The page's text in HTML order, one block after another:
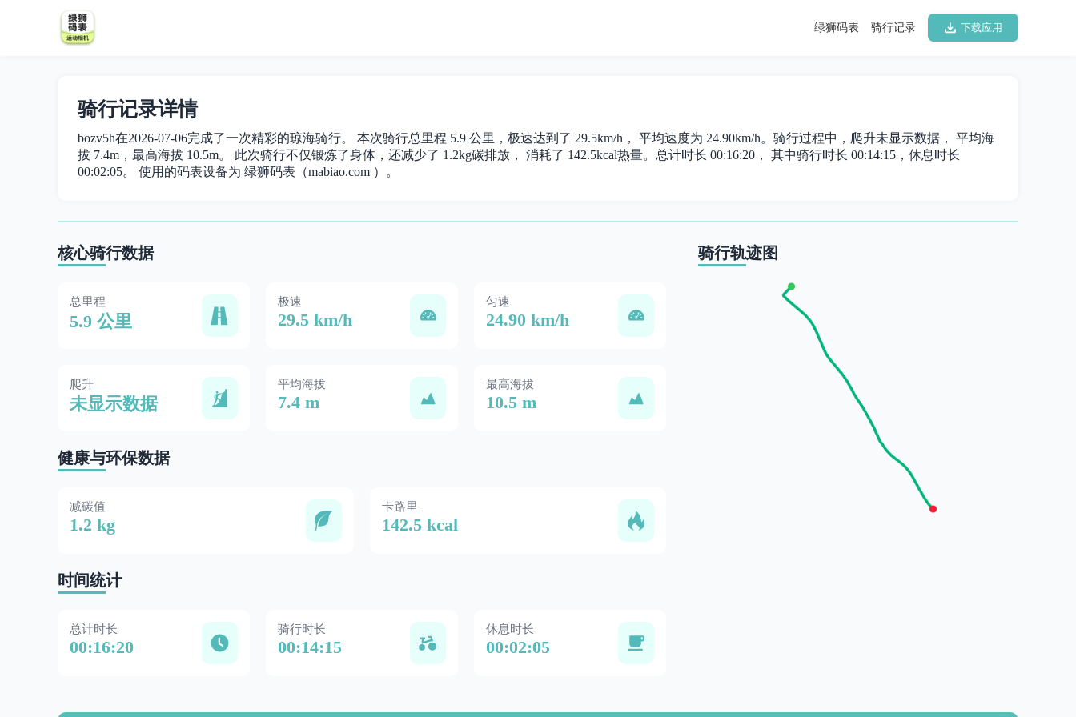
下载应用
骑行记录
绿狮码表
骑行记录详情
bozv5h在2026-07-06完成了一次精彩的琼海骑行。 本次骑行总里程 5.9 公里，极速达到了 29.5km/h， 平均速度为 24.90km/h。骑行过程中，爬升未显示数据， 平均海
拔 7.4m，最高海拔 10.5m。 此次骑行不仅锻炼了身体，还减少了 1.2kg碳排放， 消耗了 142.5kcal热量。总计时长 00:16:20， 其中骑行时长 00:14:15，休息时长
00:02:05。 使用的码表设备为 绿狮码表（mabiao.com ）。
核心骑行数据
总里程
5.9 公里
极速
29.5 km/h
匀速
24.90 km/h
爬升
未显示数据
平均海拔
7.4 m
最高海拔
10.5 m
健康与环保数据
减碳值
1.2 kg
卡路里
142.5 kcal
时间统计
总计时长
00:16:20
骑行时长
00:14:15
休息时长
00:02:05
骑行轨迹图